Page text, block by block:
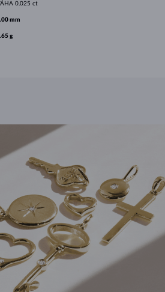
0.025 ct
mm
g